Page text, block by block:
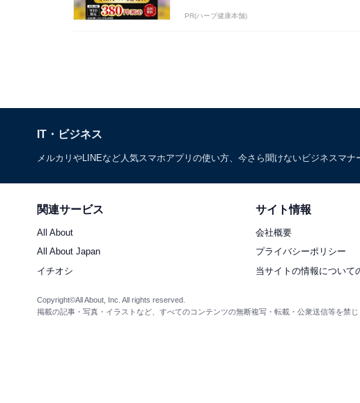
PR(ハーブ健康本舗)
IT・ビジネス
メルカリやLINEなど人気スマホアプリの使い方、今さら聞けないビジネスマ
関連サービス
All About
All About Japan
イチオシ
サイト情報
会社概要
プライバシーポリシー
当サイトの情報について
Copyright©All About, Inc. All rights reserved.
掲載の記事・写真・イラストなど、すべてのコンテンツの無断複写・転載・公衆送信等を禁じ